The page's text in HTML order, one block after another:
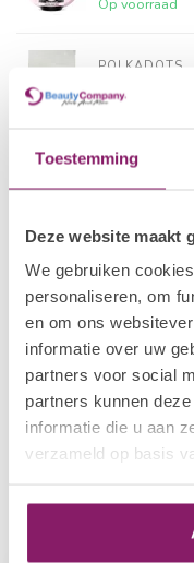
Toestemming
Deze website maakt
We gebruiken
personaliseren, om
en om ons
informatie over uw
partners voor social
partners kunnen
informatie die u aan
verzameld op basis
POLKADOTS
Op voorraad
I.AM NAIL
Brush
I.AM NAIL
Brush
Op voorraad
I.AM NAIL
Brush
Op voorraad
Recent